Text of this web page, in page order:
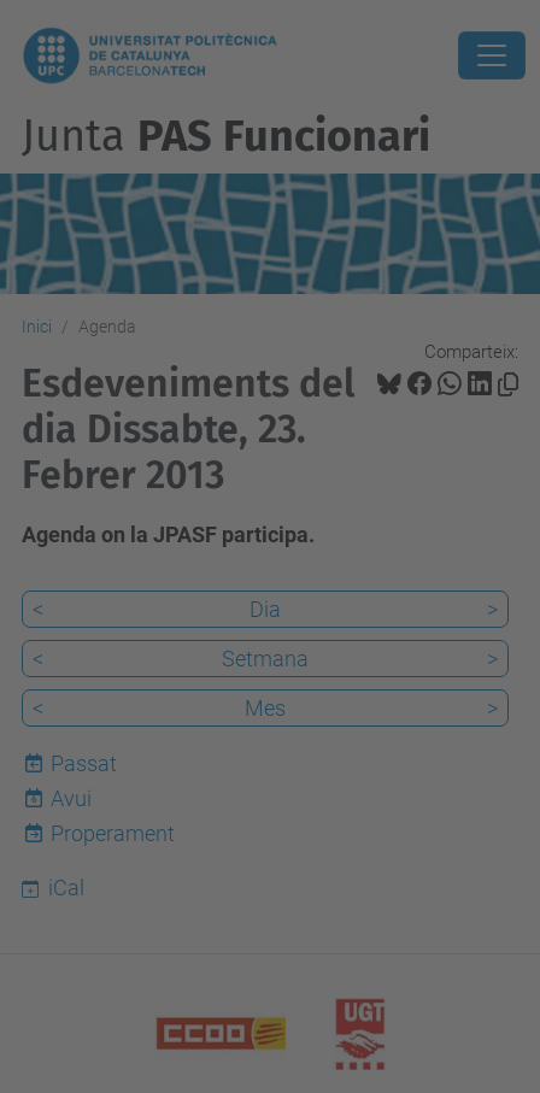
Junta PAS Funcionari
Inici Agenda
Comparteix:
Esdeveniments del
dia Dissabte, 23.
Febrer 2013
Agenda on la JPASF participa.
< Dia
>
<
Setmana
>
<
Mes >
Passat
6
Avui
Properament
iCal